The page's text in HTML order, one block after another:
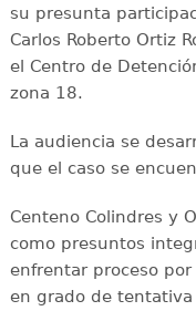
su presunta
Carlos Roberto Ortiz
el Centro de
zona 18.
La audiencia se
que el caso se
Centeno Colindres y
como presuntos
enfrentar proceso
en grado de